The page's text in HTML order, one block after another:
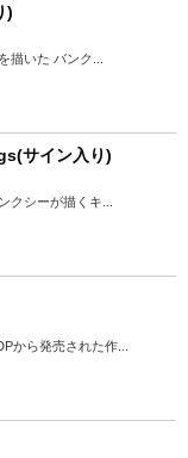
)
描いた バンク...
サイン入り)
クシーが描くキ...
から発売された作...